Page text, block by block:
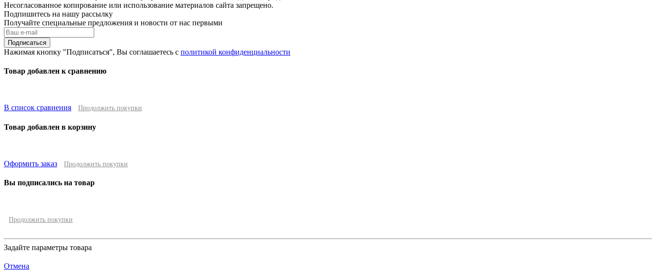
Несогласованное копирование или использование материалов сайта запрещено.
Подпишитесь на нашу рассылку
Получайте специальные предложения и новости от нас первыми
Подписаться
Нажимая кнопку "Подписаться", Вы соглашаетесь с политикой конфиденциальности
Товар добавлен к сравнению
В список сравнения Продолжить покупки
Товар добавлен в корзину
Оформить заказ Продолжить покупки
Вы подписались на товар
Продолжить покупки
Задайте параметры товара
Отмена